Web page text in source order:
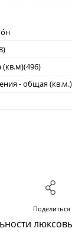
- общая (кв.м.)
Поделиться